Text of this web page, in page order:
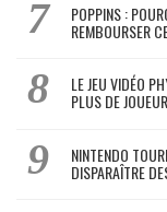
POPPINS :
REMBOURSER
LE JEU VIDÉO
PLUS DE
NINTENDO
DISPARAÎTRE